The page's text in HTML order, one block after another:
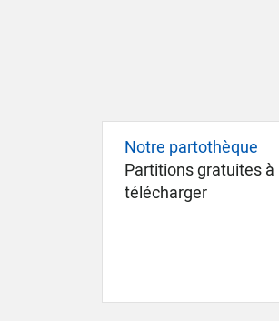
Notre partothèque
Partitions gratuites à
télécharger